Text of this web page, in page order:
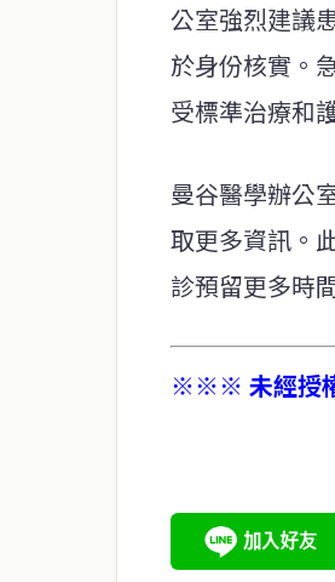
公室強烈建議
於身份核實。
受標準治療和
曼谷醫學辦公
取更多資訊。
診預留更多時
※※※ 未經授